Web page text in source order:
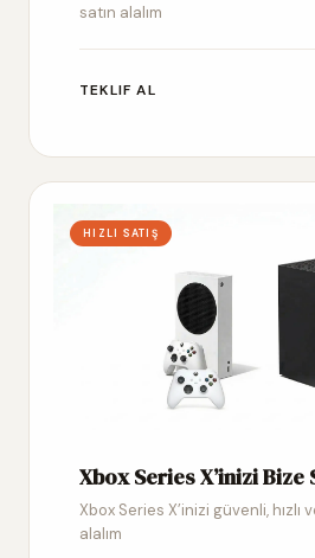
satın alalım
TEKLIF AL
HIZLI SATIŞ
Xbox Series X’inizi Bize
Xbox Series X’inizi güvenli, hızlı
alalım